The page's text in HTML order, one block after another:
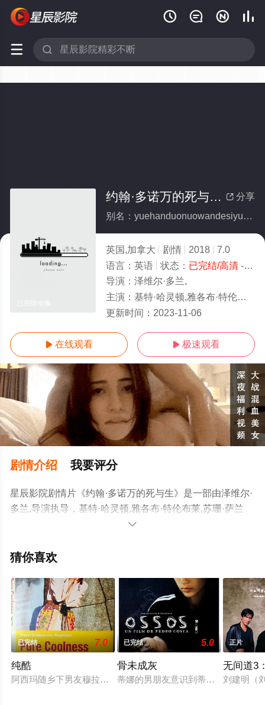
   
 
 分享
约翰·多诺万的死与生(全集)
别名：yuehanduonuowandesiyusheng
英国,加拿大 剧情 2018
7.0
语言： 英语 状态： 已完结/高清- 免费在线观看
导演： 泽维尔·多兰,
主演： 基特·哈灵顿,雅各布·特伦布莱,苏珊·萨兰登,娜塔莉·波特曼,
更新时间： 2023-11-06
 在线观看  极速观看
剧情介绍 我要评分
星辰影院剧情片《约翰·多诺万的死与生》是一部由泽维尔·
多兰,导演执导，基特·哈灵顿,雅各布·特伦布莱,苏珊·萨兰
登,娜塔莉·波特曼,等演员精彩演绎的英国,加拿大电影，大
整版电影大全就上星辰电影网，更多剧情信息可移步至豆

猜你喜欢
已完结 7.0
纯酷
阿西玛随乡下男友穆拉特回家乡拜见他父母。一次聚会，阿西
已完结 5.0
骨未成灰
蒂娜的男朋友意识到蒂娜要开煤气度
正片
无间道3
刘建明（